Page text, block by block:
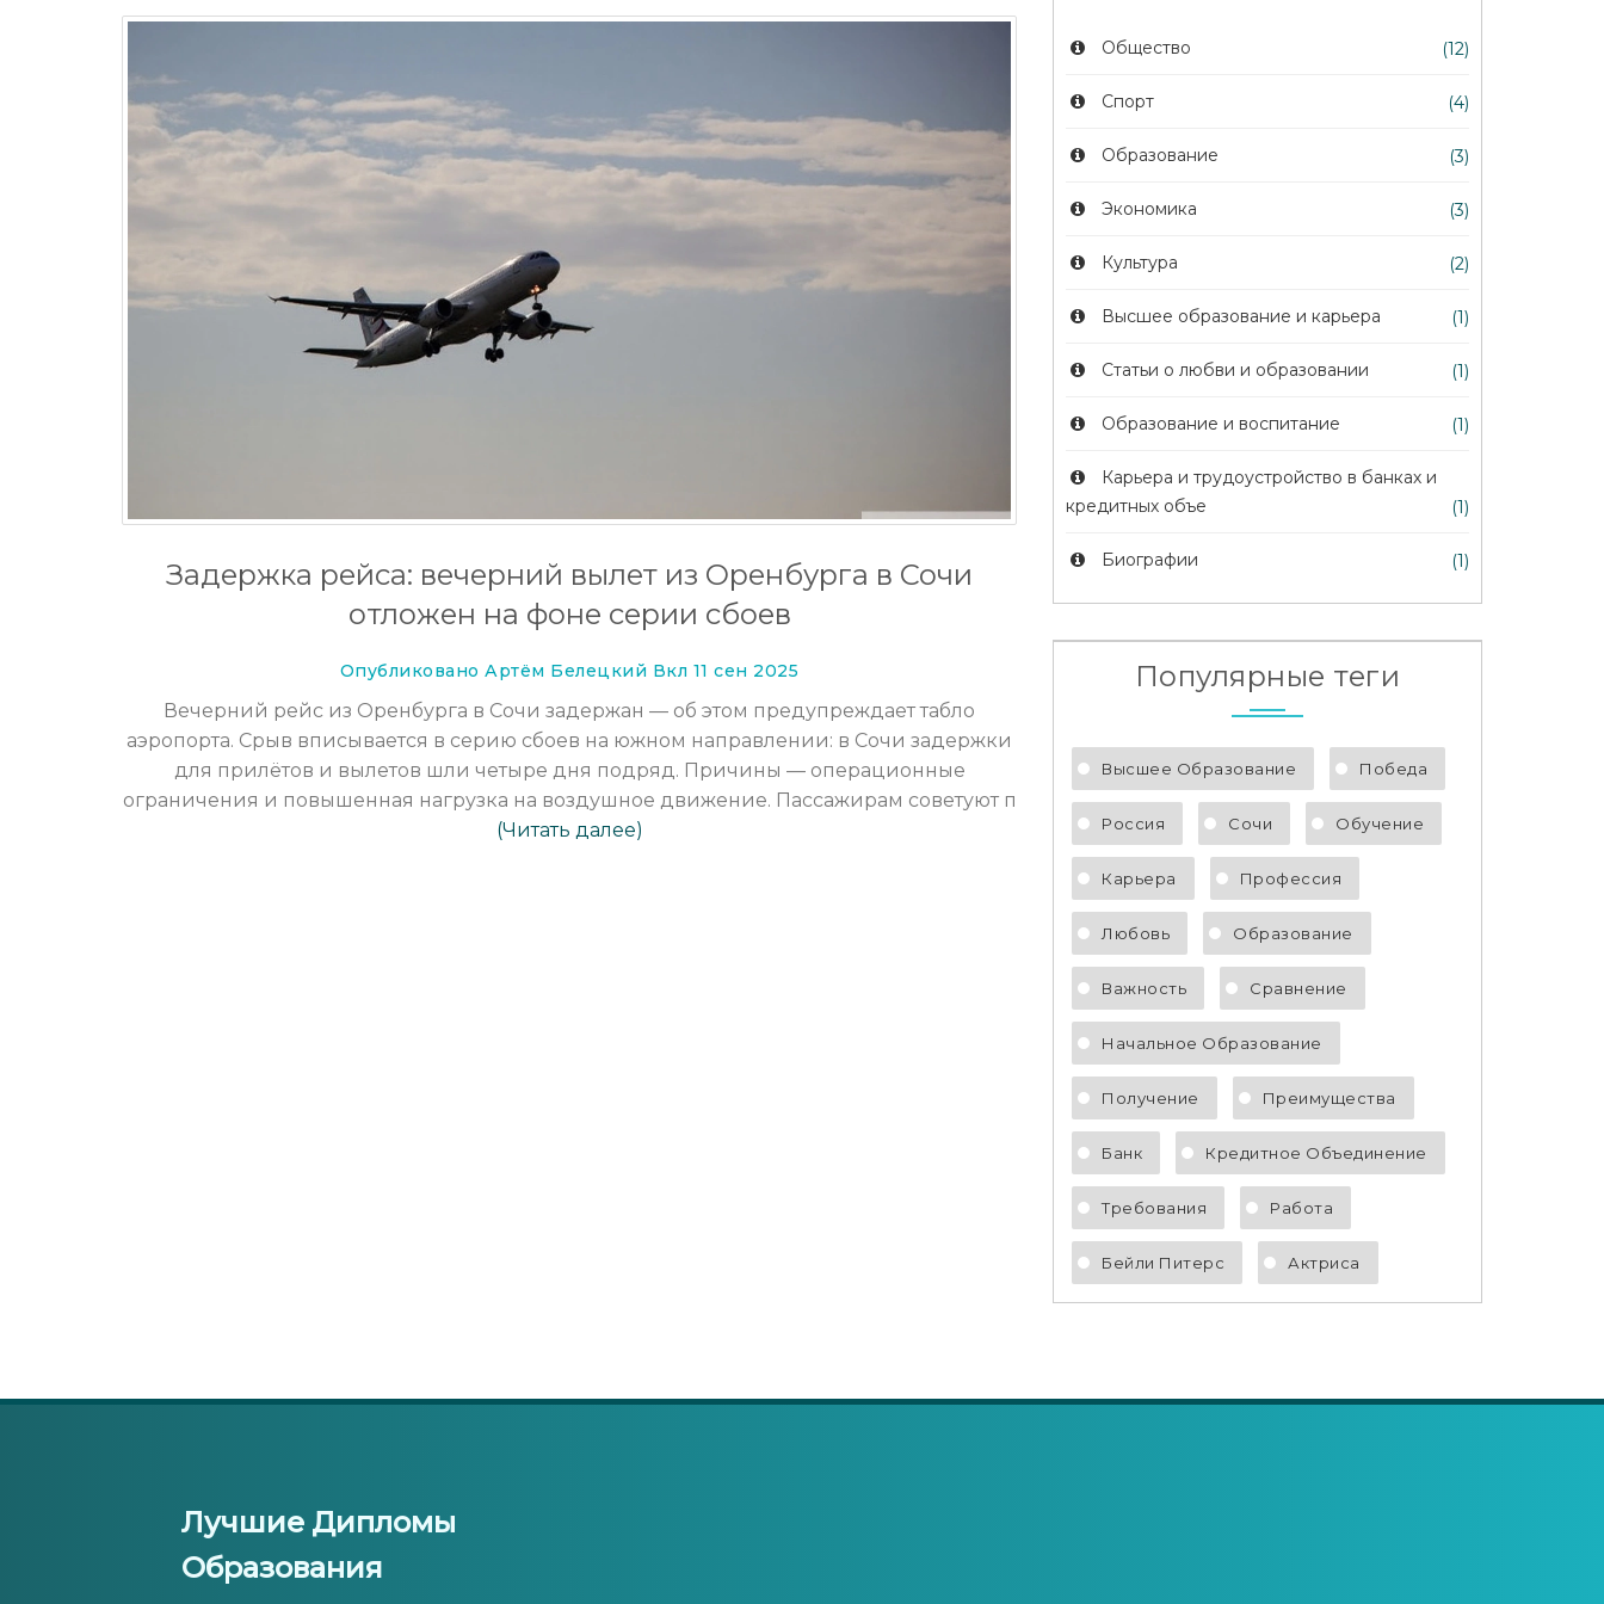
Задержка рейса: вечерний вылет из Оренбурга в Сочи
отложен на фоне серии сбоев
Опубликовано Артём Белецкий Вкл 11 сен 2025
Вечерний рейс из Оренбурга в Сочи задержан — об этом предупреждает табло
аэропорта. Срыв вписывается в серию сбоев на южном направлении: в Сочи задержки
для прилётов и вылетов шли четыре дня подряд. Причины — операционные
ограничения и повышенная нагрузка на воздушное движение. Пассажирам советуют п
(Читать далее)
Общество (12)
Спорт (4)
Образование (3)
Экономика (3)
Культура (2)
Высшее образование и карьера (1)
Статьи о любви и образовании (1)
Образование и воспитание (1)
Карьера и трудоустройство в банках и
кредитных объе
(1)
Биографии (1)
Популярные теги
Высшее Образование Победа
Россия Сочи Обучение
Карьера Профессия
Любовь Образование
Важность Сравнение
Начальное Образование
Получение Преимущества
Банк Кредитное Объединение
Требования Работа
Бейли Питерс Актриса
Лучшие Дипломы
Образования